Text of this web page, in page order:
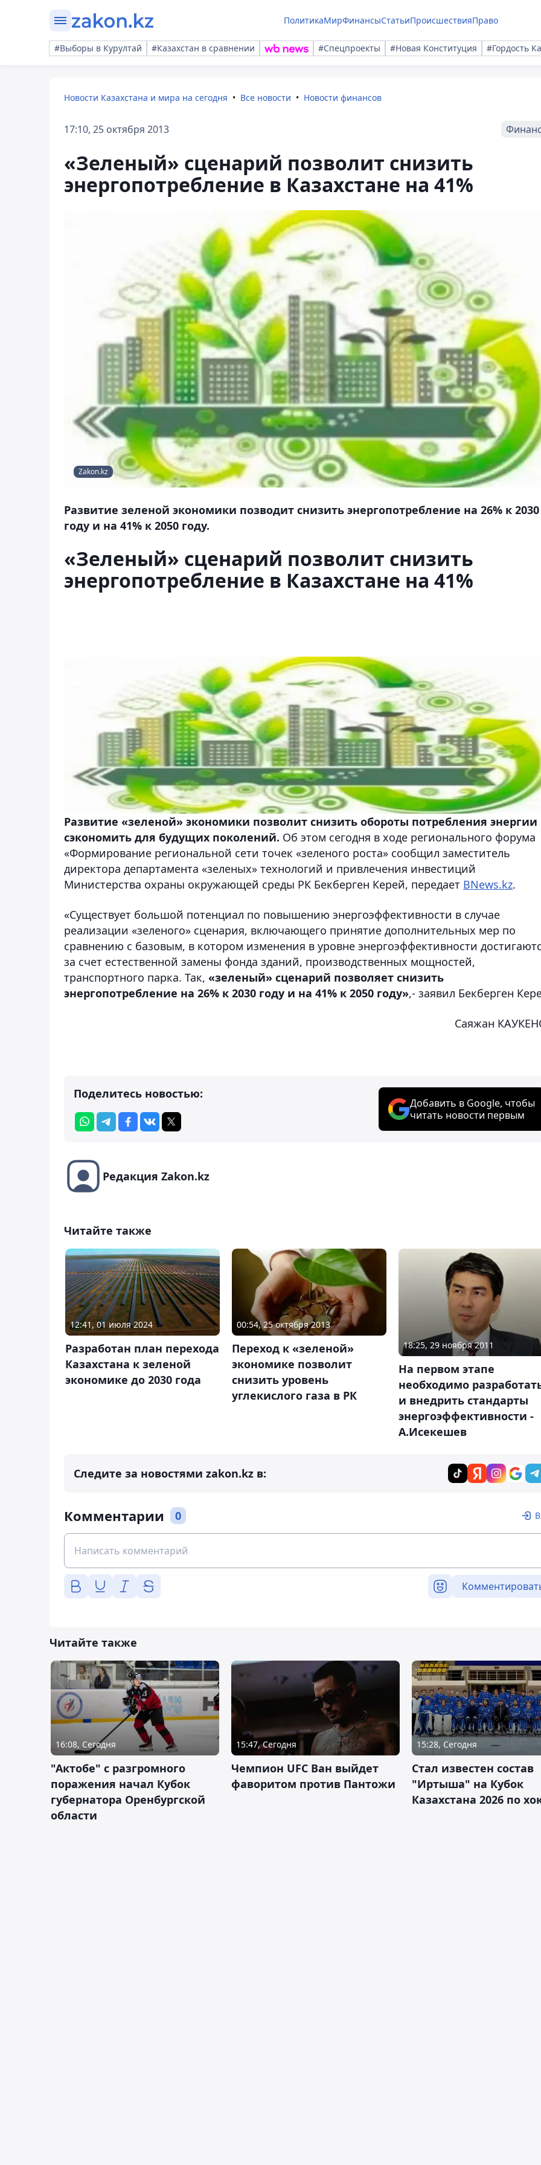
ПолитикаМирФинансыСтатьиПроисшествияПраво
#Выборы в Курултай #Казахстан в сравнении #Спецпроекты #Новая Конституция #Гордость
Новости Казахстана и мира на сегодня Все новости Новости финансов
17:10, 25 октября 2013
«Зеленый» сценарий позволит снизить
энергопотребление в Казахстане на 41%
Zakon.kz
Развитие зеленой экономики позводит снизить энергопотребление на 26% к 2030
году и на 41% к 2050 году.
«Зеленый» сценарий позволит снизить
энергопотребление в Казахстане на 41%
Развитие «зеленой» экономики позволит снизить обороты потребления энергии
сэкономить для будущих поколений. Об этом сегодня в ходе регионального форума
«Формирование региональной сети точек «зеленого роста» сообщил заместитель
директора департамента «зеленых» технологий и привлечения инвестиций
Министерства охраны окружающей среды РК Бекберген Керей, передает BNews.kz.
«Существует большой потенциал по повышению энергоэффективности в случае
реализации «зеленого» сценария, включающего принятие дополнительных мер по
сравнению с базовым, в котором изменения в уровне энергоэффективности
за счет естественной замены фонда зданий, производственных мощностей,
транспортного парка. Так, «зеленый» сценарий позволяет снизить
энергопотребление на 26% к 2030 году и на 41% к 2050 году»,- заявил Бекберген
Саяжан
Поделитесь новостью:
Добавить в Google, чтобы
читать новости первым
Редакция Zakon.kz
Читайте также
12:41, 01 июля 2024
Разработан план перехода
Казахстана к зеленой
экономике до 2030 года
00:54, 25 октября 2013
Переход к «зеленой»
экономике позволит
снизить уровень
углекислого газа в РК
18:25, 29 ноября 2011
На первом этапе
необходимо
и внедрить стандарты
энергоэффективности -
А.Исекешев
Следите за новостями zakon.kz в:
Комментарии 0
Читайте также
16:08, Сегодня
"Актобе" с разгромного
поражения начал Кубок
губернатора Оренбургской
области
15:47, Сегодня
Чемпион UFC Ван выйдет
фаворитом против Пантожи
15:28, Сегодня
Стал известен состав
"Иртыша" на Кубок
Казахстана 2026 по